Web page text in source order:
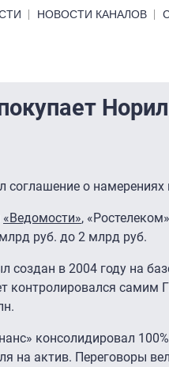
НОВОСТИ КАНАЛОВ
соглашение о
«Ведомости»,
руб. до 2 млрд руб.
создан в 2004 году на
контролировался
консолидировал
на актив. Переговоры